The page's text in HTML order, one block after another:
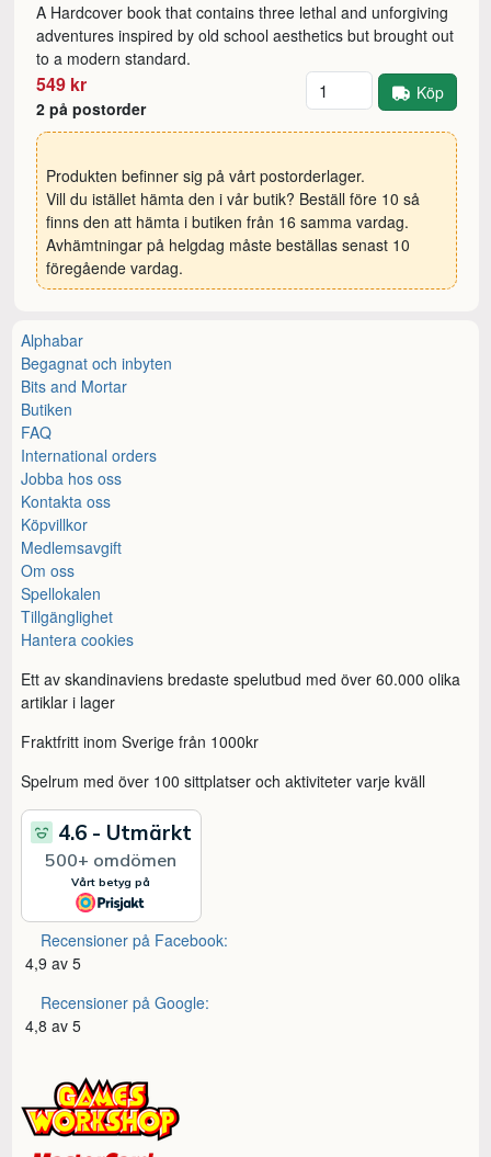
A Hardcover book that contains three lethal and unforgiving
adventures inspired by old school aesthetics but brought out
to a modern standard.
549 kr
2 på postorder
Antal Köp
Produkten befinner sig på vårt postorderlager.
Vill du istället hämta den i vår butik? Beställ före 10 så
finns den att hämta i butiken från 16 samma vardag.
Avhämtningar på helgdag måste beställas senast 10
föregående vardag.
Alphabar
Begagnat och inbyten
Bits and Mortar
Butiken
FAQ
International orders
Jobba hos oss
Kontakta oss
Köpvillkor
Medlemsavgift
Om oss
Spellokalen
Tillgänglighet
Hantera cookies
Ett av skandinaviens bredaste spelutbud med över 60.000 olika
artiklar i lager
Fraktfritt inom Sverige från 1000kr
Spelrum med över 100 sittplatser och aktiviteter varje kväll
Recensioner på Facebook:
4,9 av 5
Recensioner på Google:
4,8 av 5